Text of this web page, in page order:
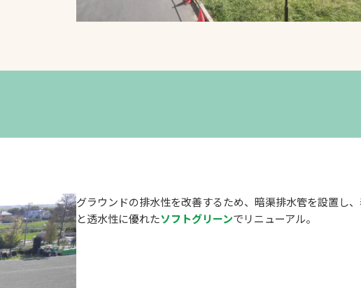
グラウンドの排水性を改善するため、暗渠排水管を設置し
と透水性に優れたソフトグリーンでリニューアル。